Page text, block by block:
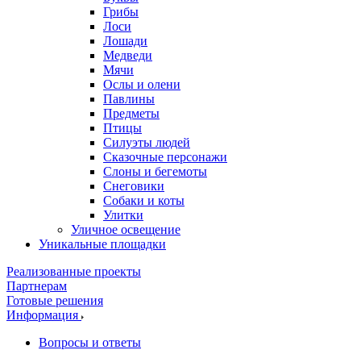
Грибы
Лоси
Лошади
Медведи
Мячи
Ослы и олени
Павлины
Предметы
Птицы
Силуэты людей
Сказочные персонажи
Слоны и бегемоты
Снеговики
Собаки и коты
Улитки
Уличное освещение
Уникальные площадки
Реализованные проекты
Партнерам
Готовые решения
Информация
Вопросы и ответы